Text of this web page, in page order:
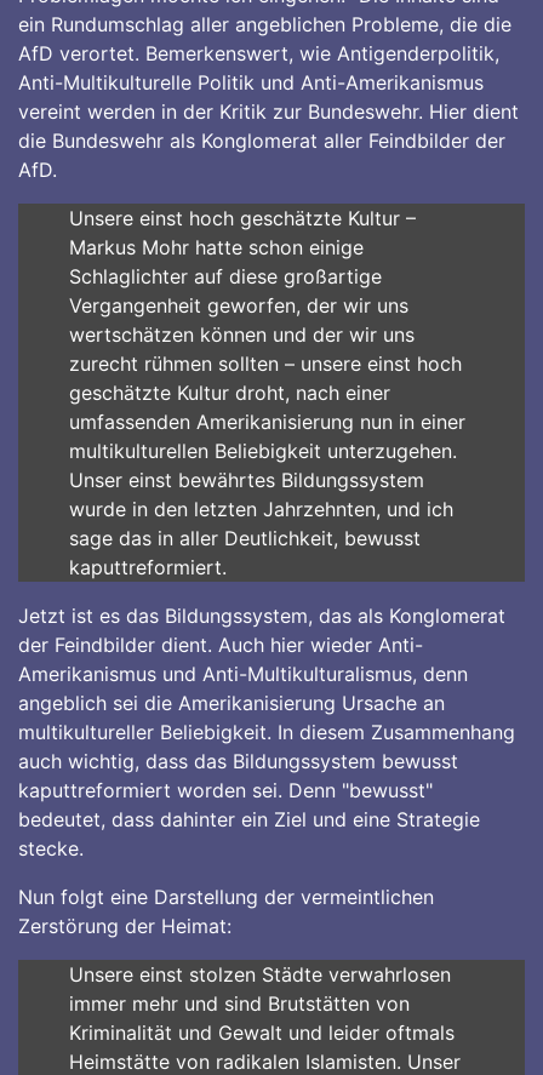
ein Rundumschlag aller angeblichen Probleme, die die
AfD verortet. Bemerkenswert, wie Antigenderpolitik,
Anti-Multikulturelle Politik und Anti-Amerikanismus
vereint werden in der Kritik zur Bundeswehr. Hier dient
die Bundeswehr als Konglomerat aller Feindbilder der
AfD.
Unsere einst hoch geschätzte Kultur –
Markus Mohr hatte schon einige
Schlaglichter auf diese großartige
Vergangenheit geworfen, der wir uns
wertschätzen können und der wir uns
zurecht rühmen sollten – unsere einst hoch
geschätzte Kultur droht, nach einer
umfassenden Amerikanisierung nun in einer
multikulturellen Beliebigkeit unterzugehen.
Unser einst bewährtes Bildungssystem
wurde in den letzten Jahrzehnten, und ich
sage das in aller Deutlichkeit, bewusst
kaputtreformiert.
Jetzt ist es das Bildungssystem, das als Konglomerat
der Feindbilder dient. Auch hier wieder Anti-
Amerikanismus und Anti-Multikulturalismus, denn
angeblich sei die Amerikanisierung Ursache an
multikultureller Beliebigkeit. In diesem Zusammenhang
auch wichtig, dass das Bildungssystem bewusst
kaputtreformiert worden sei. Denn "bewusst"
bedeutet, dass dahinter ein Ziel und eine Strategie
stecke.
Nun folgt eine Darstellung der vermeintlichen
Zerstörung der Heimat:
Unsere einst stolzen Städte verwahrlosen
immer mehr und sind Brutstätten von
Kriminalität und Gewalt und leider oftmals
Heimstätte von radikalen Islamisten. Unser